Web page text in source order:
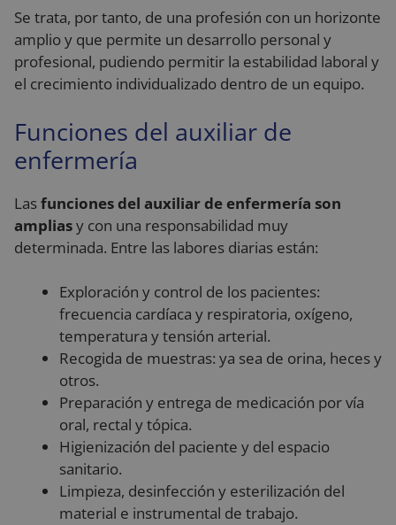
Se trata, por tanto, de una profesión con un horizonte
amplio y que permite un desarrollo personal y
profesional, pudiendo permitir la estabilidad laboral y
el crecimiento individualizado dentro de un equipo.
Funciones del auxiliar de
enfermería
Lasfunciones del auxiliar de enfermería son
ampliasy con una responsabilidad muy
determinada. Entre las labores diarias están:
Exploración y control de los pacientes:
frecuencia cardíaca y respiratoria, oxígeno,
temperatura y tensión arterial.
Recogida de muestras: ya sea de orina, heces y
otros.
Preparación y entrega de medicación por vía
oral, rectal y tópica.
Higienización del paciente y del espacio
sanitario.
Limpieza, desinfección y esterilización del
material e instrumental de trabajo.